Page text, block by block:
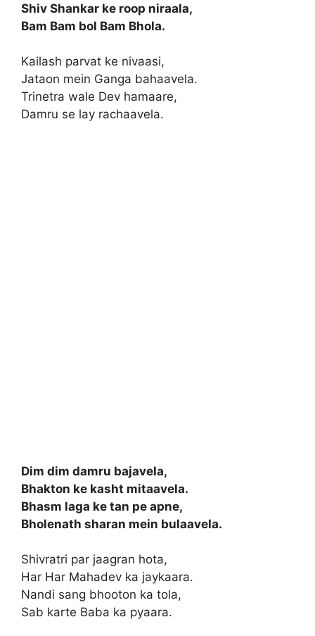
Shiv Shankar ke roop niraala,
Bam Bam bol Bam Bhola.
Kailash parvat ke nivaasi,
Jataon mein Ganga bahaavela.
Trinetra wale Dev hamaare,
Damru se lay rachaavela.
Dim dim damru bajavela,
Bhakton ke kasht mitaavela.
Bhasm laga ke tan pe apne,
Bholenath sharan mein bulaavela.
Shivratri par jaagran hota,
Har Har Mahadev ka jaykaara.
Nandi sang bhooton ka tola,
Sab karte Baba ka pyaara.